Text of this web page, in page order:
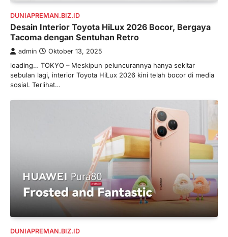
DUNIAPREMAN.BIZ.ID
Desain Interior Toyota HiLux 2026 Bocor, Bergaya
Tacoma dengan Sentuhan Retro
admin Oktober 13, 2025
loading… TOKYO – Meskipun peluncurannya hanya sekitar
sebulan lagi, interior Toyota HiLux 2026 kini telah bocor di media
sosial. Terlihat…
DUNIAPREMAN.BIZ.ID